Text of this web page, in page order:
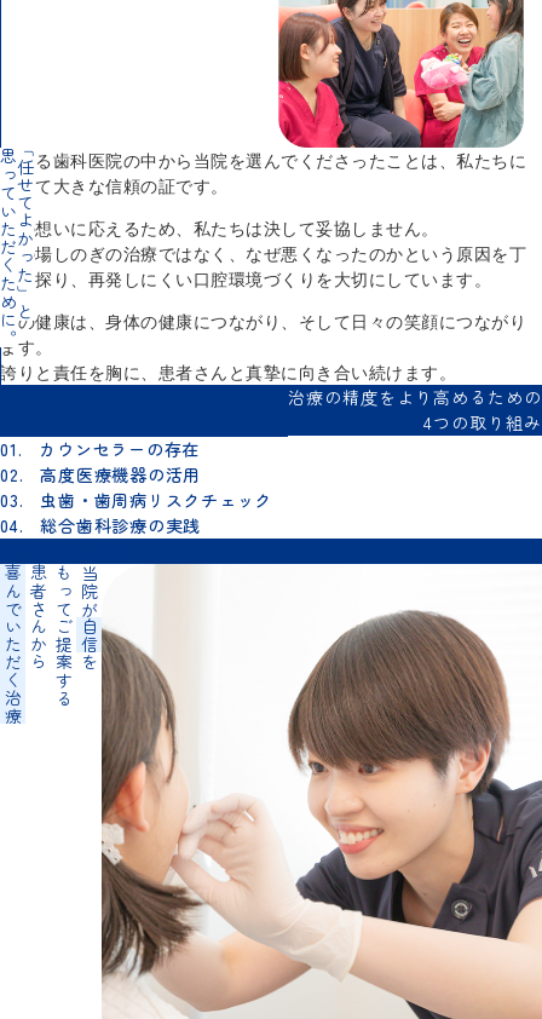
「任せてよかった」と
ために。
数ある歯科医院の中から当院を選んでくださったことは、私たちに
とって大きな信頼の証です。
その想いに応えるため、私たちは決して妥協しません。
その場しのぎの治療ではなく、なぜ悪くなったのかという原因を丁
寧に探り、再発しにくい口腔環境づくりを大切にしています。
歯の健康は、身体の健康につながり、そして日々の笑顔につながり
ます。
誇りと責任を胸に、患者さんと真摯に向き合い続けます。
治療の精度をより高めるための
4つの取り組み
01.
カウンセラーの存在
02.
高度医療機器の活用
03.
虫歯・歯周病リスクチェック
04.
総合歯科診療の実践
当院が
自信
を
もってご提案する
患者さんから
喜んでいただく治療